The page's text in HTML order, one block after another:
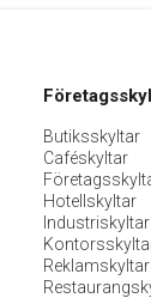
Butiksskyltar
Caféskyltar
Hotellskyltar
Industriskyltar
Reklamskyltar